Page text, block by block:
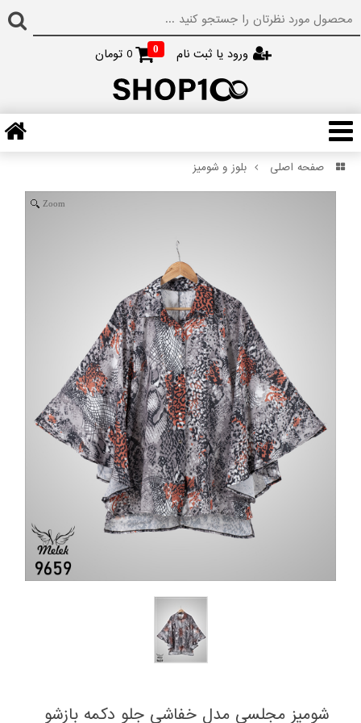
ورود یا ثبت نام 0
0 تومان
صفحه اصلی بلوز و شومیز
Zoom
شومیز مجلسی مدل خفاشی جلو دکمه بازشو